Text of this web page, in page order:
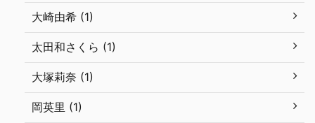
大崎由希 (1)
太田和さくら (1)
大塚莉奈 (1)
岡英里 (1)